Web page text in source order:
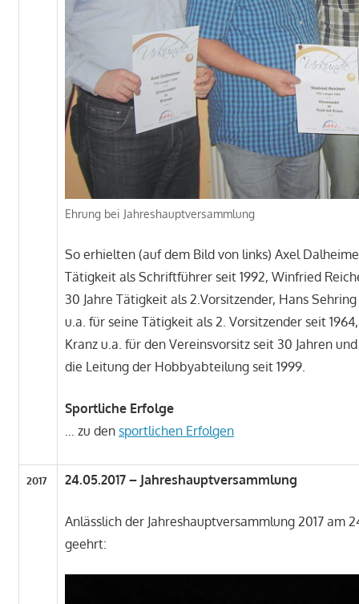
Ehrung bei Jahreshauptversammlung
So erhielten (auf dem Bild von links) Axel
Tätigkeit als Schriftführer seit 1992, Winfried
30 Jahre Tätigkeit als 2.Vorsitzender, Hans
u.a. für seine Tätigkeit als 2. Vorsitzender seit
Kranz u.a. für den Vereinsvorsitz seit 30 Jahren
die Leitung der Hobbyabteilung seit 1999.
Sportliche Erfolge
… zu densportlichen Erfolgen
2017 24.05.2017 – Jahreshauptversammlung
Anlässlich der Jahreshauptversammlung 2017
geehrt: